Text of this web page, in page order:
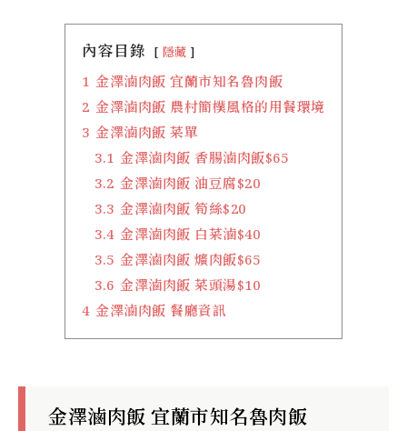
內容目錄 隱藏
1 金澤滷肉飯 宜蘭市知名魯肉飯
2 金澤滷肉飯 農村簡樸風格的用餐環境
3 金澤滷肉飯 菜單
3.1 金澤滷肉飯 香腸滷肉飯$65
3.2 金澤滷肉飯 油豆腐$20
3.3 金澤滷肉飯 筍絲$20
3.4 金澤滷肉飯 白菜滷$40
3.5 金澤滷肉飯 爌肉飯$65
3.6 金澤滷肉飯 菜頭湯$10
4 金澤滷肉飯 餐廳資訊
金澤滷肉飯 宜蘭市知名魯肉飯